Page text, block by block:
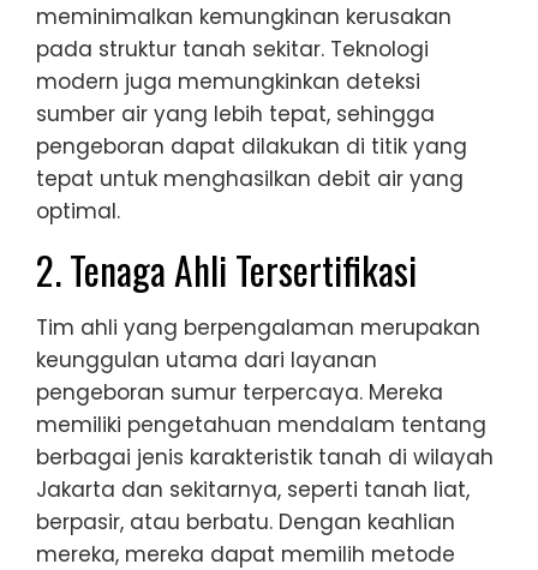
meminimalkan kemungkinan kerusakan
pada struktur tanah sekitar. Teknologi
modern juga memungkinkan deteksi
sumber air yang lebih tepat, sehingga
pengeboran dapat dilakukan di titik yang
tepat untuk menghasilkan debit air yang
optimal.
2. Tenaga Ahli Tersertifikasi
Tim ahli yang berpengalaman merupakan
keunggulan utama dari layanan
pengeboran sumur terpercaya. Mereka
memiliki pengetahuan mendalam tentang
berbagai jenis karakteristik tanah di wilayah
Jakarta dan sekitarnya, seperti tanah liat,
berpasir, atau berbatu. Dengan keahlian
mereka, mereka dapat memilih metode